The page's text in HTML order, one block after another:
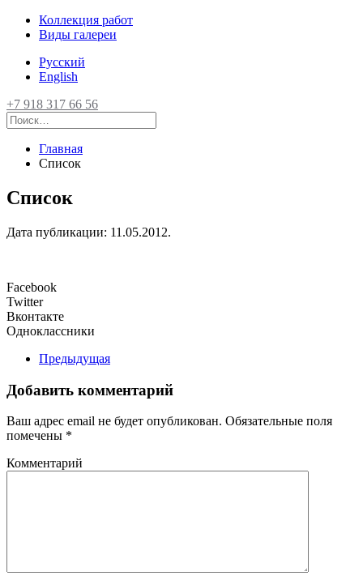
Коллекция работ
Виды галереи
Русский
English
+7 918 317 66 56
Главная
Список
Список
Дата публикации: 11.05.2012.
Facebook
Twitter
Вконтакте
Одноклассники
Предыдущая
Добавить комментарий
Ваш адрес email не будет опубликован. Обязательные поля
помечены *
Комментарий